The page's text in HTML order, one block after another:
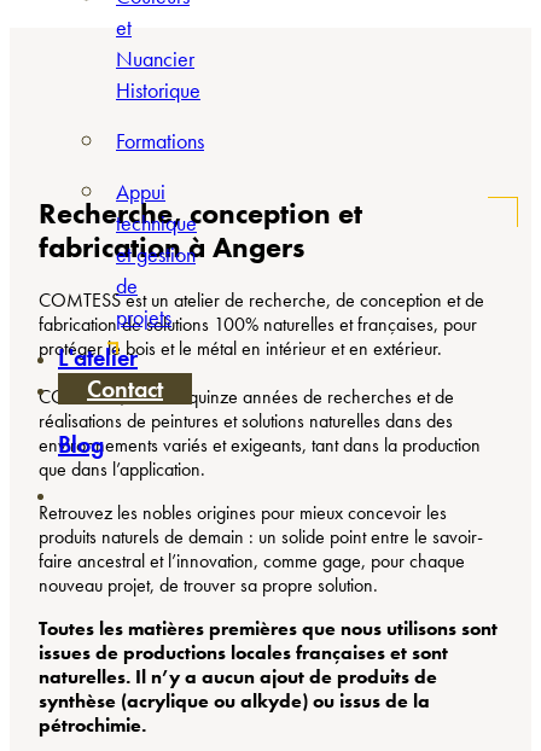
et
Nuancier
Historique
Formations
Appui
technique
et gestion
de
projets
L'atelier
Contact
Blog
Recherche, conception et
fabrication à Angers
COMTESS est un atelier de recherche, de conception et de
fabrication de solutions 100% naturelles et françaises, pour
protéger le bois et le métal en intérieur et en extérieur.
COMTESS, ce sont quinze années de recherches et de
réalisations de peintures et solutions naturelles dans des
environnements variés et exigeants, tant dans la production
que dans l’application.
Retrouvez les nobles origines pour mieux concevoir les
produits naturels de demain : un solide point entre le savoir-
faire ancestral et l’innovation, comme gage, pour chaque
nouveau projet, de trouver sa propre solution.
Toutes les matières premières que nous utilisons sont
issues de productions locales françaises et sont
naturelles. Il n’y a aucun ajout de produits de
synthèse (acrylique ou alkyde) ou issus de la
pétrochimie.